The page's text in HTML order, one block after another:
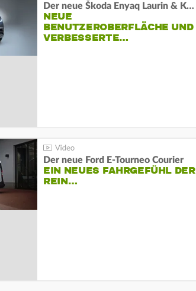
Der neue Škoda Enyaq Laurin & Klement
NEUE
BENUTZEROBERFLÄCHE UND
VERBESSERTE…
Der neue Ford E-Tourneo Courier
EIN NEUES FAHRGEFÜHL DER
REIN…